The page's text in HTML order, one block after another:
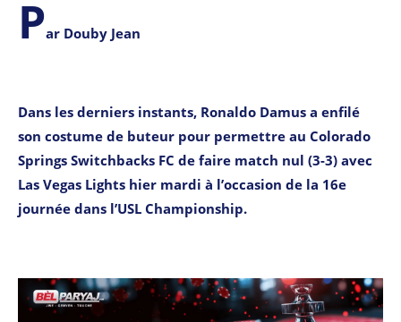
Par Douby Jean
Dans les derniers instants, Ronaldo Damus a enfilé
son costume de buteur pour permettre au Colorado
Springs Switchbacks FC de faire match nul (3-3) avec
Las Vegas Lights hier mardi à l’occasion de la 16e
journée dans l’USL Championship.